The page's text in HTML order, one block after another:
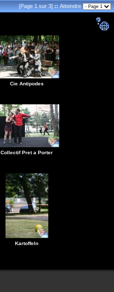
[Page 1 sur 3]::Atteindre
Cie Antipodes
Collectif Pret a Porter
Kartoffeln